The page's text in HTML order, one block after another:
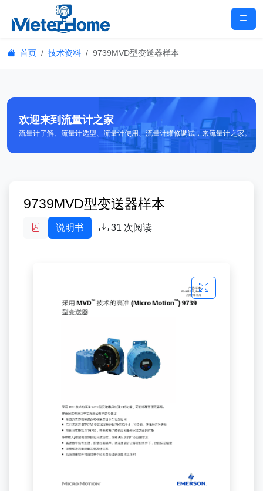
首页 技术资料 9739MVD型变送器样本
欢迎来到流量计之家
流量计了解、流量计选型、流量计使用、流量计维修调试，来流量计之家。
9739MVD型变送器样本
说明书 31 次阅读